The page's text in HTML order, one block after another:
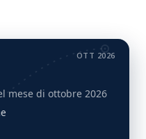
OTT 2026
mese di ottobre 2026